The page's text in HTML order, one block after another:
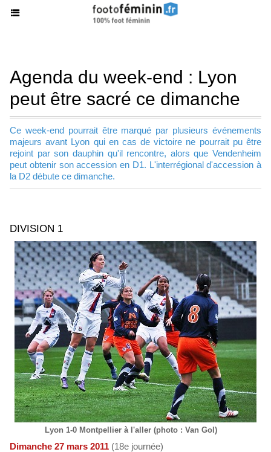
Agenda du week-end : Lyon
peut être sacré ce dimanche
Ce week-end pourrait être marqué par plusieurs événements
majeurs avant Lyon qui en cas de victoire ne pourrait pu être
rejoint par son dauphin qu'il rencontre, alors que Vendenheim
peut obtenir son accession en D1. L'interrégional d'accession à
la D2 débute ce dimanche.
DIVISION 1
Lyon 1-0 Montpellier à l'aller (photo : Van Gol)
Dimanche 27 mars 2011 (18e journée)